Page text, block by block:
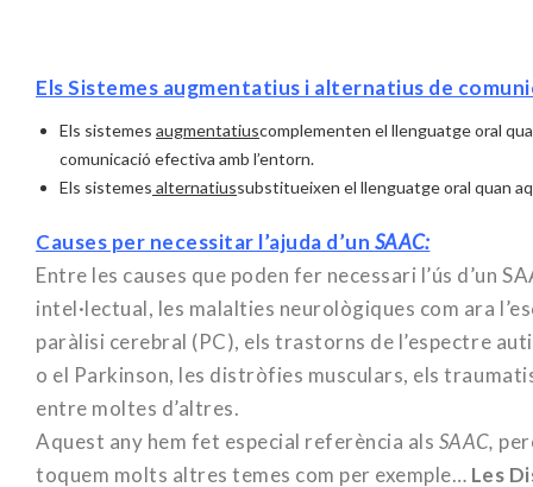
ElsSistemes augmentatius i alternatius de
Els sistemes augmentatiuscomplementen el llenguatge oral
comunicació efectiva amb l’entorn.
Els sistemes alternatiussubstitueixen el llenguatge oral quan
Causes per necessitar l’ajuda d’un SAAC:
Entre les causes que poden fer necessari l’ús d’un
intel·lectual, les malalties neurològiques com ara
paràlisi cerebral (PC), els trastorns de l’espectre
o el Parkinson, les distròfies musculars, els
entre moltes d’altres.
Aquest any hem fet especial referència als SAAC,
toquem molts altres temes com per exemple… Les